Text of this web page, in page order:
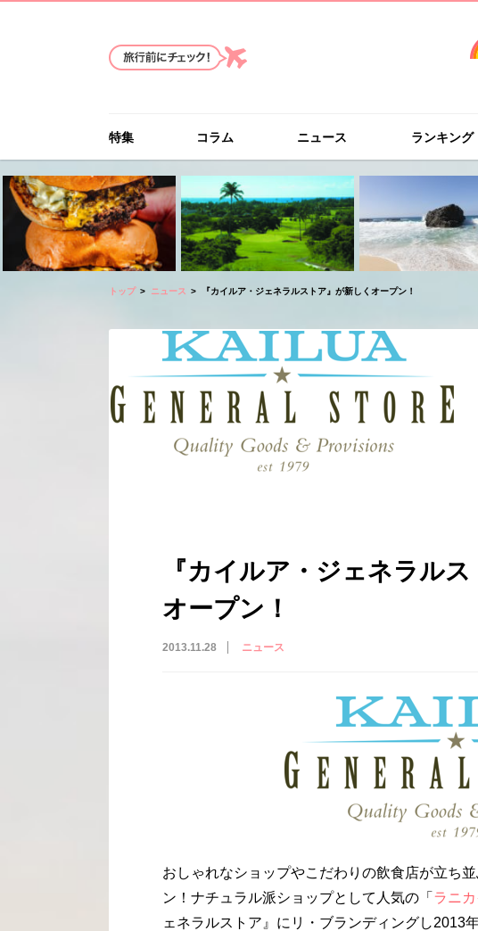
特集 コラム ニュース ランキング
トップ ニュース 『カイルア・ジェネラルストア』が新しくオープン！
『カイルア・ジェネラル
オープン！
2013.11.28 ニュース
おしゃれなショップやこだわりの飲食店が立ち
ン！ナチュラル派ショップとして人気の「 ラニ
ェネラルストア』にリ・ブランディングし2013